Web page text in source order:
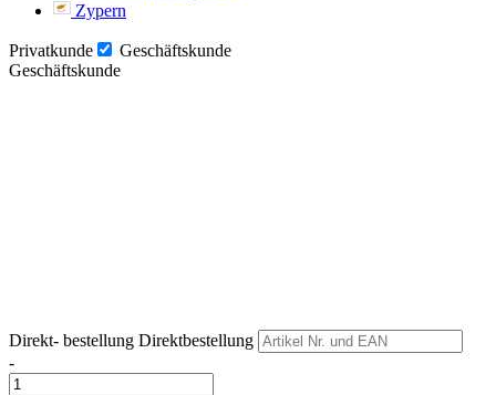
Zypern
Privatkunde
Geschäftskunde
Geschäftskunde
Direkt- bestellung Direktbestellung
-